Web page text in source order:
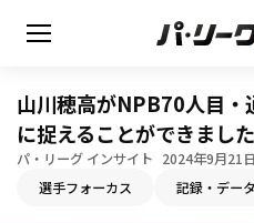
山川穂高がNPB70人目
に捉えることができました
パ・リーグ インサイト 2024年9月21
選手フォーカス 記録・データ